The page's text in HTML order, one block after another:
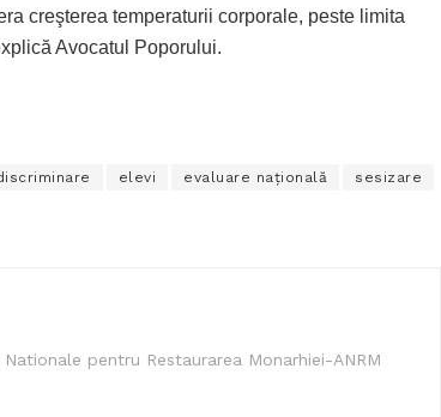
creşterea temperaturii corporale, peste limita
Avocatul Poporului.
elevi evaluare națională sesizare
pentru Restaurarea Monarhiei-ANRM